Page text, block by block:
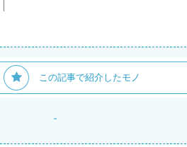
この記事で紹介したモノ
-